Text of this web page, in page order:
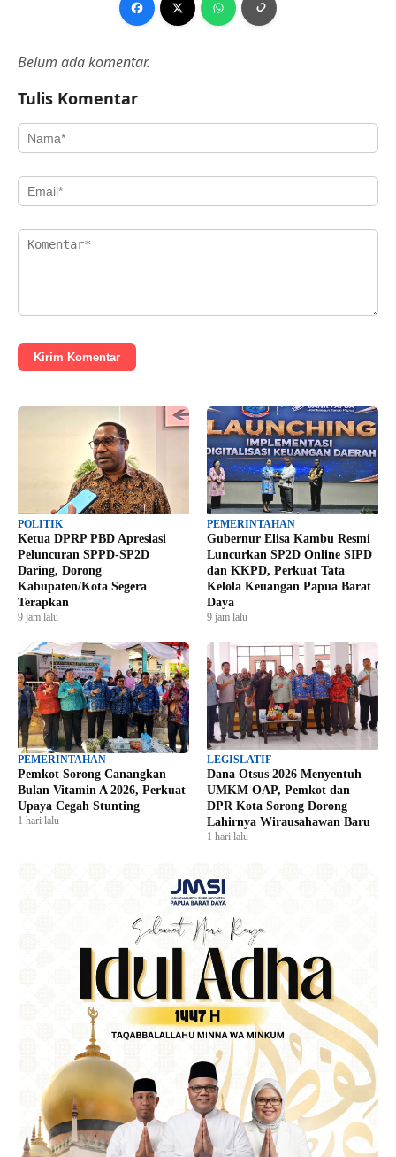
Belum ada komentar.
Tulis Komentar
Kirim Komentar
POLITIK
Ketua DPRP PBD Apresiasi
Peluncuran SPPD-SP2D
Daring, Dorong
Kabupaten/Kota Segera
Terapkan
9 jam lalu
PEMERINTAHAN
Gubernur Elisa Kambu Resmi
Luncurkan SP2D Online SIPD
dan KKPD, Perkuat Tata
Kelola Keuangan Papua Barat
Daya
9 jam lalu
PEMERINTAHAN
Pemkot Sorong Canangkan
Bulan Vitamin A 2026, Perkuat
Upaya Cegah Stunting
1 hari lalu
LEGISLATIF
Dana Otsus 2026 Menyentuh
UMKM OAP, Pemkot dan
DPR Kota Sorong Dorong
Lahirnya Wirausahawan Baru
1 hari lalu